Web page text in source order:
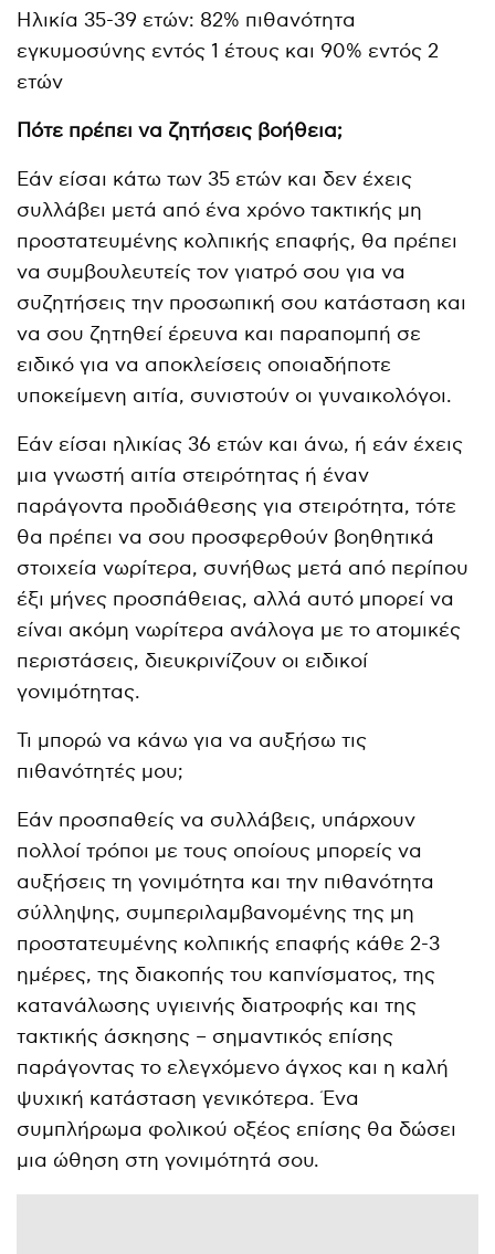
Ηλικία 35-39 ετών: 82% πιθανότητα
εγκυμοσύνης εντός 1 έτους και 90% εντός 2
ετών
Πότε πρέπει να ζητήσεις βοήθεια;
Εάν είσαι κάτω των 35 ετών και δεν έχεις
συλλάβει μετά από ένα χρόνο τακτικής μη
προστατευμένης κολπικής επαφής, θα πρέπει
να συμβουλευτείς τον γιατρό σου για να
συζητήσεις την προσωπική σου κατάσταση και
να σου ζητηθεί έρευνα και παραπομπή σε
ειδικό για να αποκλείσεις οποιαδήποτε
υποκείμενη αιτία, συνιστούν οι γυναικολόγοι.
Εάν είσαι ηλικίας 36 ετών και άνω, ή εάν έχεις
μια γνωστή αιτία στειρότητας ή έναν
παράγοντα προδιάθεσης για στειρότητα, τότε
θα πρέπει να σου προσφερθούν βοηθητικά
στοιχεία νωρίτερα, συνήθως μετά από περίπου
έξι μήνες προσπάθειας, αλλά αυτό μπορεί να
είναι ακόμη νωρίτερα ανάλογα με το ατομικές
περιστάσεις, διευκρινίζουν οι ειδικοί
γονιμότητας.
Τι μπορώ να κάνω για να αυξήσω τις
πιθανότητές μου;
Εάν προσπαθείς να συλλάβεις, υπάρχουν
πολλοί τρόποι με τους οποίους μπορείς να
αυξήσεις τη γονιμότητα και την πιθανότητα
σύλληψης, συμπεριλαμβανομένης της μη
προστατευμένης κολπικής επαφής κάθε 2-3
ημέρες, της διακοπής του καπνίσματος, της
κατανάλωσης υγιεινής διατροφής και της
τακτικής άσκησης – σημαντικός επίσης
παράγοντας το ελεγχόμενο άγχος και η καλή
ψυχική κατάσταση γενικότερα. Ένα
συμπλήρωμα φολικού οξέος επίσης θα δώσει
μια ώθηση στη γονιμότητά σου.